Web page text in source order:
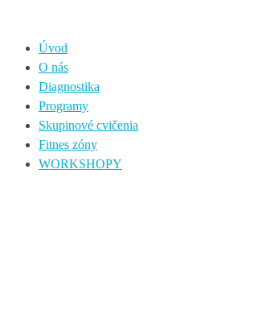
Úvod
O nás
Diagnostika
Programy
Skupinové cvičenia
Fitnes zóny
WORKSHOPY